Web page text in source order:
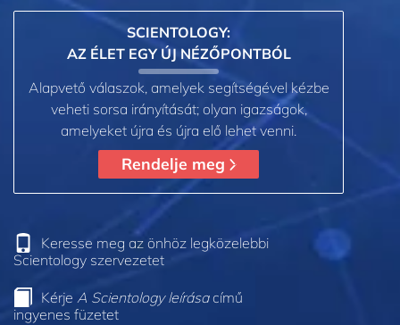
SCIENTOLOGY:
AZ ÉLET EGY ÚJ NÉZŐPONTBÓL
Alapvető válaszok, amelyek segítségével kézbe
veheti sorsa irányítását; olyan igazságok,
amelyeket újra és újra elő lehet venni.
Rendelje meg
Keresse meg az önhöz legközelebbi
Scientology szervezetet
Kérje A Scientology leírásacímű
ingyenes füzetet